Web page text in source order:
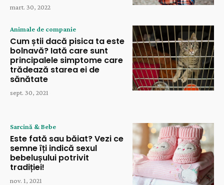
mart. 30, 2022
Animale de companie
Cum știi dacă pisica ta este
bolnavă? Iată care sunt
principalele simptome care
trădează starea ei de
sănătate
sept. 30, 2021
Sarcină & Bebe
Este fată sau băiat? Vezi ce
semne îți indică sexul
bebelușului potrivit
tradiției!
nov. 1, 2021